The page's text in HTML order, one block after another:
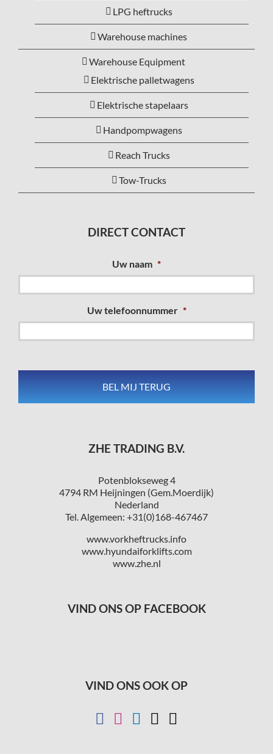
LPG heftrucks
Warehouse machines
Warehouse Equipment
Elektrische palletwagens
Elektrische stapelaars
Handpompwagens
Reach Trucks
Tow-Trucks
DIRECT CONTACT
Uw naam *
Uw telefoonnummer *
ZHE TRADING B.V.
Potenblokseweg 4
4794 RM Heijningen (Gem.Moerdijk)
Nederland
Tel. Algemeen: +31(0)168-467467
www.vorkheftrucks.info
www.hyundaiforklifts.com
www.zhe.nl
VIND ONS OP FACEBOOK
VIND ONS OOK OP